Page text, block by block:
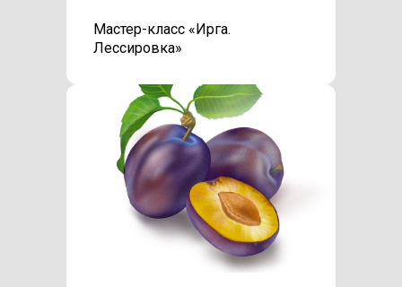
Мастер-класс «Ирга.
Лессировка»